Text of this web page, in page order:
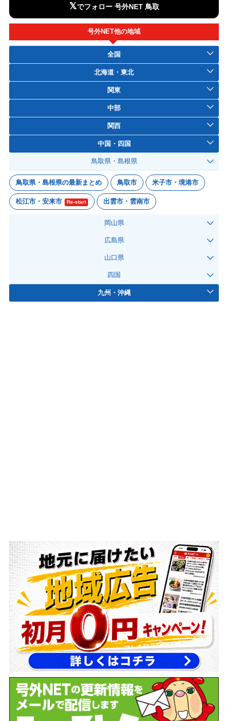
𝕏でフォロー 号外NET 鳥取
号外NET他の地域
全国
北海道・東北
関東
中部
関西
中国・四国
鳥取県・島根県
鳥取県・島根県の最新まとめ 鳥取市 米子市・境港市
松江市・安来市 Re-start 出雲市・雲南市
岡山県
広島県
山口県
四国
九州・沖縄